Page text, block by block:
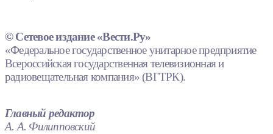
© Сетевое издание «Вести.Ру»
«Федеральное государственное унитарное предприятие
Всероссийская государственная телевизионная и
радиовещательная компания» (ВГТРК).
Главный редактор
А. А. Филипповский